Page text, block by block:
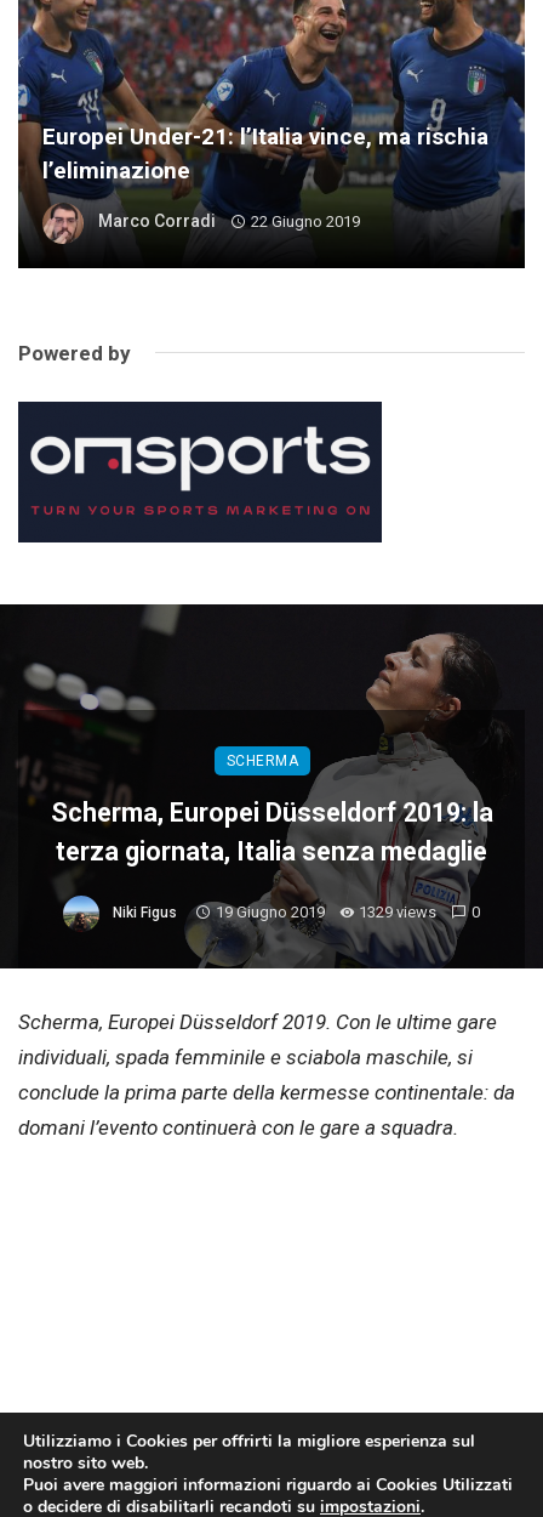
Europei Under-21: l’Italia vince, ma rischia
l’eliminazione
Marco Corradi 22 Giugno 2019
Powered by
SCHERMA
Scherma, Europei Düsseldorf 2019: la
terza giornata, Italia senza medaglie
Niki Figus 19 Giugno 2019 1329 views 0
Scherma, Europei Düsseldorf 2019. Con le ultime gare
individuali, spada femminile e sciabola maschile, si
conclude la prima parte della kermesse continentale: da
domani l’evento continuerà con le gare a squadra.
Utilizziamo i Cookies per offrirti la migliore esperienza sul
nostro sito web.
Puoi avere maggiori informazioni riguardo ai Cookies Utilizzati
o decidere di disabilitarli recandoti su impostazioni.